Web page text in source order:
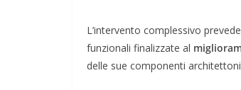
L’intervento complessivo
funzionali finalizzate al
delle sue componenti